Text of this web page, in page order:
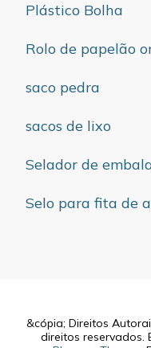
Plástico Bolha
Rolo de papelão
saco pedra
sacos de lixo
Selador de
Selo para fita de
&cópia; Direitos
direitos reservados.